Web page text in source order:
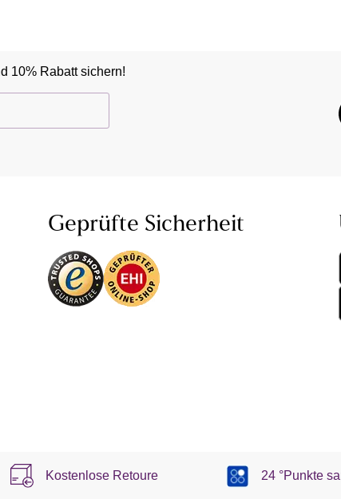
10% Rabatt sichern!
Geprüfte Sicherheit
Kostenlose Retoure 24 °Punkte